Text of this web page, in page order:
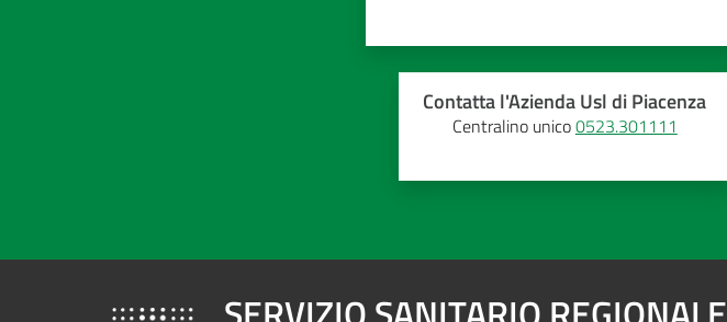
Contatta l'Azienda Usl di Piacenza
Centralino unico0523.301111